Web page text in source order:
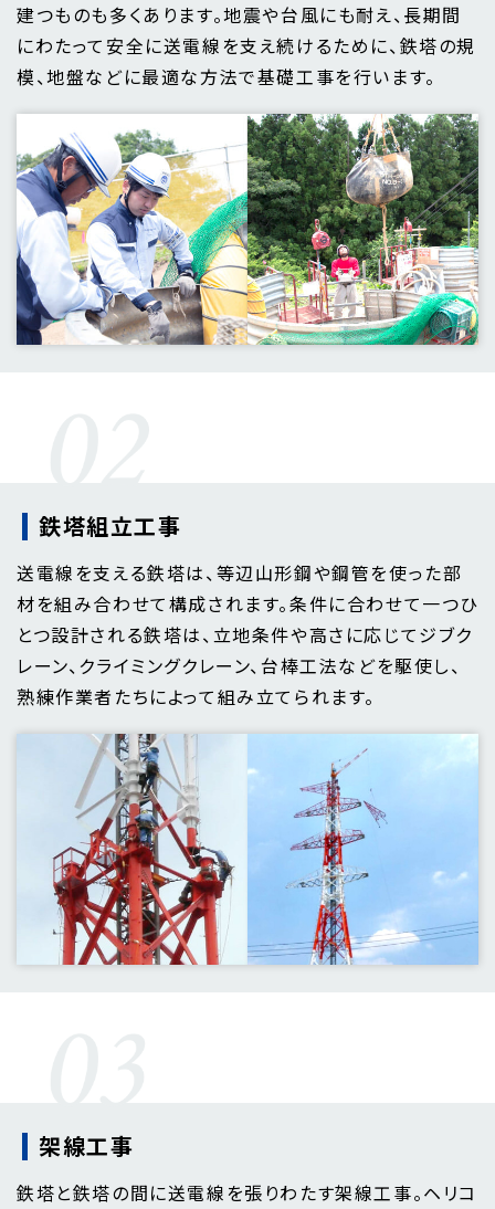
建つものも多くあります。地震や台風にも耐え、長期間
にわたって安全に送電線を支え続けるために、鉄塔の規
模、地盤などに最適な方法で基礎工事を行います。
鉄塔組立工事
送電線を支える鉄塔は、等辺山形鋼や鋼管を使った部
材を組み合わせて構成されます。条件に合わせて一つひ
とつ設計される鉄塔は、立地条件や高さに応じてジブク
レーン、クライミングクレーン、台棒工法などを駆使し、
熟練作業者たちによって組み立てられます。
架線工事
鉄塔と鉄塔の間に送電線を張りわたす架線工事。ヘリコ